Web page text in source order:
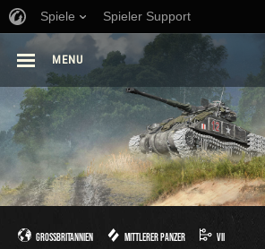
Spiele Spieler Support
MENU
GROSSBRITANNIEN MITTLERER PANZER VII